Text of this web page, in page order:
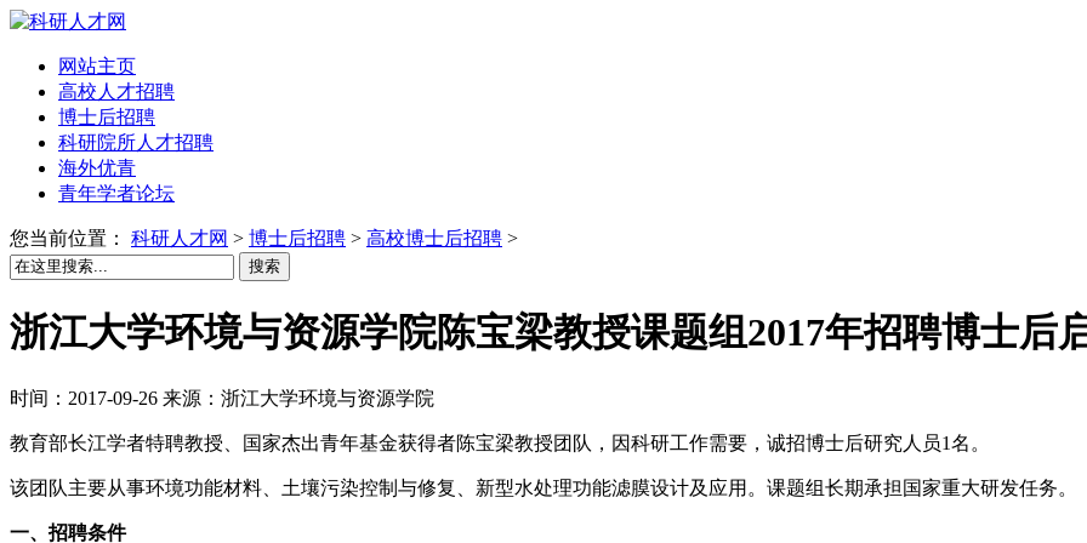
网站主页
高校人才招聘
博士后招聘
科研院所人才招聘
海外优青
青年学者论坛
您当前位置： 科研人才网 > 博士后招聘 > 高校博士后招聘 >
搜索
浙江大学环境与资源学院陈宝梁教授课题组2017年招聘博士后
时间：2017-09-26 来源：浙江大学环境与资源学院
教育部长江学者特聘教授、国家杰出青年基金获得者陈宝梁教授团队，因科研工作需要，诚招博士后研究人员1名。
该团队主要从事环境功能材料、土壤污染控制与修复、新型水处理功能滤膜设计及应用。课题组长期承担国家重大研发任务。
一、招聘条件